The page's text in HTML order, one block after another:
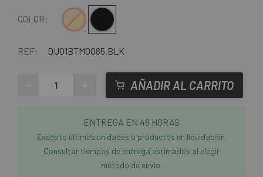
COLOR: Crema Negro
REF: DU01BTM0085.BLK
AÑADIR AL CARRITO
ENTREGA EN 48 HORAS
Excepto últimas unidades o productos en liquidación.
Consultar tiempos de entrega estimados al elegir
método de envío.